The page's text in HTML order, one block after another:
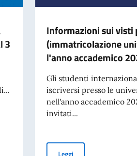
3
cartacea per l’espatrio dal 3 agosto.
Informazioni sui visti
(immatricolazione
l'anno accademico
Gli studenti
iscriversi presso le
nell'anno accademico
invitati...
LeggiInformazioni sui visti